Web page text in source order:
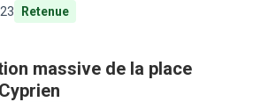
23 Retenue
massive de la place